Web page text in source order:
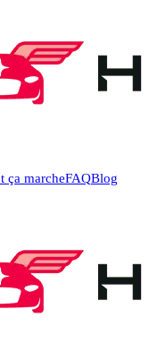
ça marcheFAQBlog